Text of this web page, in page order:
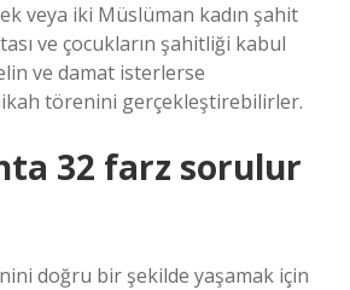
veya iki Müslüman kadın şahit
ve çocukların şahitliği kabul
ve damat isterlerse
törenini gerçekleştirebilirler.
32 farz sorulur
doğru bir şekilde yaşamak için